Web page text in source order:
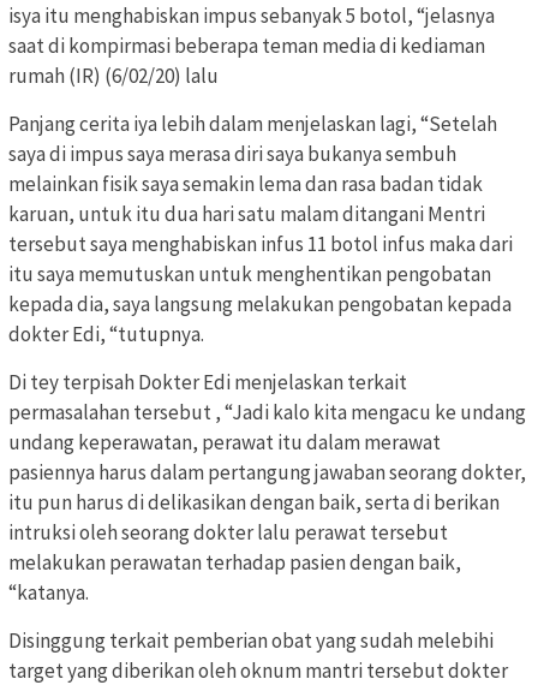
isya itu menghabiskan impus sebanyak 5 botol, “jelasnya
saat di kompirmasi beberapa teman media di kediaman
rumah (IR) (6/02/20) lalu
Panjang cerita iya lebih dalam menjelaskan lagi, “Setelah
saya di impus saya merasa diri saya bukanya sembuh
melainkan fisik saya semakin lema dan rasa badan tidak
karuan, untuk itu dua hari satu malam ditangani Mentri
tersebut saya menghabiskan infus 11 botol infus maka dari
itu saya memutuskan untuk menghentikan pengobatan
kepada dia, saya langsung melakukan pengobatan kepada
dokter Edi, “tutupnya.
Di tey terpisah Dokter Edi menjelaskan terkait
permasalahan tersebut , “Jadi kalo kita mengacu ke undang
undang keperawatan, perawat itu dalam merawat
pasiennya harus dalam pertangung jawaban seorang dokter,
itu pun harus di delikasikan dengan baik, serta di berikan
intruksi oleh seorang dokter lalu perawat tersebut
melakukan perawatan terhadap pasien dengan baik,
“katanya.
Disinggung terkait pemberian obat yang sudah melebihi
target yang diberikan oleh oknum mantri tersebut dokter